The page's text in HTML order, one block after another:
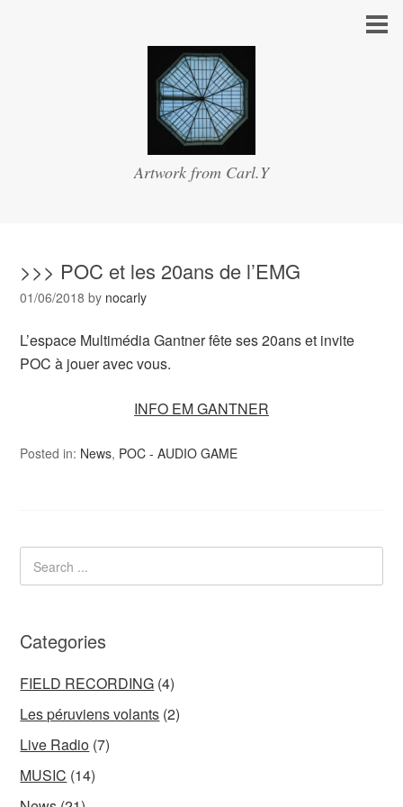
Artwork from Carl.Y
>>> POC et les 20ans de l’EMG
01/06/2018 by nocarly
L’espace Multimédia Gantner fête ses 20ans et invite
POC à jouer avec vous.
INFO EM GANTNER
Posted in: News, POC - AUDIO GAME
Categories
FIELD RECORDING (4)
Les péruviens volants (2)
Live Radio (7)
MUSIC (14)